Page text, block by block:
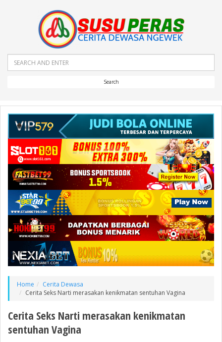
Search
Home
Cerita Dewasa
Cerita Seks Narti merasakan kenikmatan sentuhan Vagina
Cerita Seks Narti merasakan kenikmatan
sentuhan Vagina